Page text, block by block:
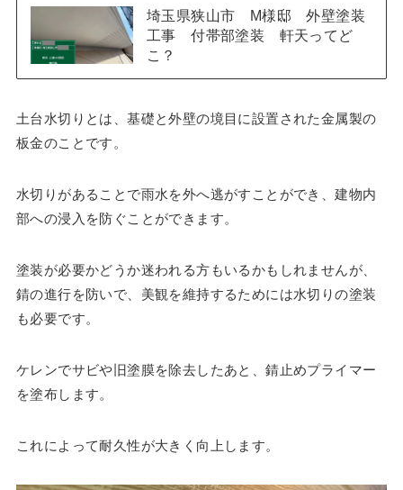
埼玉県狭山市 M様邸 外壁塗装
工事 付帯部塗装 軒天ってど
こ？
土台水切りとは、基礎と外壁の境目に設置された金属製の
板金のことです。
水切りがあることで雨水を外へ逃がすことができ、建物内
部への浸入を防ぐことができます。
塗装が必要かどうか迷われる方もいるかもしれませんが、
錆の進行を防いで、美観を維持するためには水切りの塗装
も必要です。
ケレンでサビや旧塗膜を除去したあと、錆止めプライマー
を塗布します。
これによって耐久性が大きく向上します。